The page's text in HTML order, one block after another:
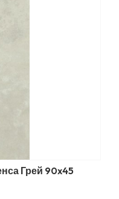
Грей 90x45